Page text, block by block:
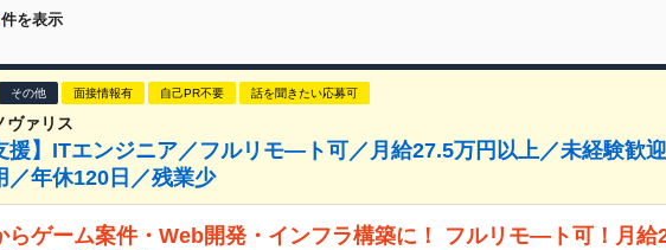
件を表示
その他 面接情報有 自己PR不要 話を聞きたい応募可
ヴァリス
援】ITエンジニア／フルリモ―ト可／月給27.5万円以上／未経験歓
／年休120日／残業少
らゲーム案件・Web開発・インフラ構築に！ フルリモ―ト可！月給